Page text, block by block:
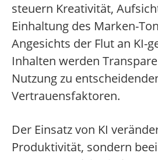
steuern Kreativität,
Einhaltung des Marken-
Angesichts der Flut an KI-
Inhalten werden
Nutzung zu
Vertrauensfaktoren.
Der Einsatz von KI
Produktivität, sondern